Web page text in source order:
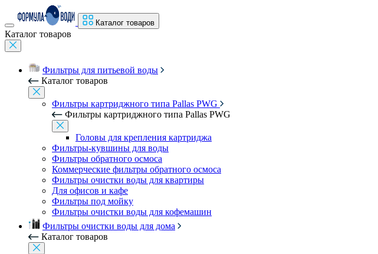
Каталог товаров
Каталог товаров
Фильтры для питьевой воды
Каталог товаров
Фильтры картриджного типа Pallas PWG
Фильтры картриджного типа Pallas PWG
Головы для крепления картриджа
Фильтры-кувшины для воды
Фильтры обратного осмоса
Коммерческие фильтры обратного осмоса
Фильтры очистки воды для квартиры
Для офисов и кафе
Фильтры под мойку
Фильтры очистки воды для кофемашин
Фильтры очистки воды для дома
Каталог товаров